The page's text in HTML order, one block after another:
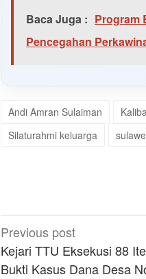
Baca Juga : Program
Pencegahan
Andi Amran Sulaiman
Silaturahmi keluarga
Post
navigation
Previous post
Kejari TTU Eksekusi 88
Bukti Kasus Dana Desa